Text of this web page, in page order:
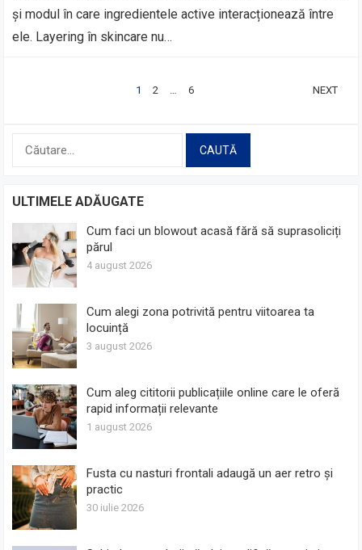
și modul în care ingredientele active interacționează între
ele. Layering în skincare nu…
1 2 … 6 NEXT
Caută
ULTIMELE ADĂUGATE
Cum faci un blowout acasă fără să suprasoliciți
părul
4 august 2026
Cum alegi zona potrivită pentru viitoarea ta
locuință
3 august 2026
Cum aleg cititorii publicațiile online care le oferă
rapid informații relevante
1 august 2026
Fusta cu nasturi frontali adaugă un aer retro și
practic
30 iulie 2026